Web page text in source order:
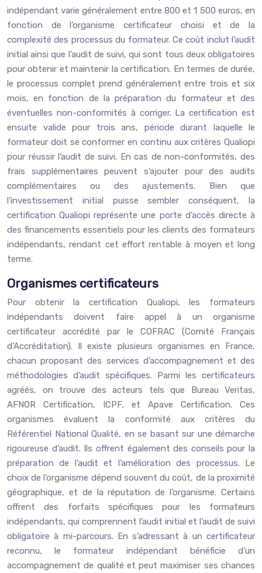
indépendant varie généralement entre 800 et 1 500 euros, en
fonction de l’organisme certificateur choisi et de la
complexité des processus du formateur. Ce coût inclut l’audit
initial ainsi que l’audit de suivi, qui sont tous deux obligatoires
pour obtenir et maintenir la certification. En termes de durée,
le processus complet prend généralement entre trois et six
mois, en fonction de la préparation du formateur et des
éventuelles non-conformités à corriger. La certification est
ensuite valide pour trois ans, période durant laquelle le
formateur doit se conformer en continu aux critères Qualiopi
pour réussir l’audit de suivi. En cas de non-conformités, des
frais supplémentaires peuvent s’ajouter pour des audits
complémentaires ou des ajustements. Bien que
l’investissement initial puisse sembler conséquent, la
certification Qualiopi représente une porte d’accès directe à
des financements essentiels pour les clients des formateurs
indépendants, rendant cet effort rentable à moyen et long
terme.
Organismes certificateurs
Pour obtenir la certification Qualiopi, les formateurs
indépendants doivent faire appel à un organisme
certificateur accrédité par le COFRAC (Comité Français
d’Accréditation). Il existe plusieurs organismes en France,
chacun proposant des services d’accompagnement et des
méthodologies d’audit spécifiques. Parmi les certificateurs
agréés, on trouve des acteurs tels que Bureau Veritas,
AFNOR Certification, ICPF, et Apave Certification. Ces
organismes évaluent la conformité aux critères du
Référentiel National Qualité, en se basant sur une démarche
rigoureuse d’audit. Ils offrent également des conseils pour la
préparation de l’audit et l’amélioration des processus. Le
choix de l’organisme dépend souvent du coût, de la proximité
géographique, et de la réputation de l’organisme. Certains
offrent des forfaits spécifiques pour les formateurs
indépendants, qui comprennent l’audit initial et l’audit de suivi
obligatoire à mi-parcours. En s’adressant à un certificateur
reconnu, le formateur indépendant bénéficie d’un
accompagnement de qualité et peut maximiser ses chances